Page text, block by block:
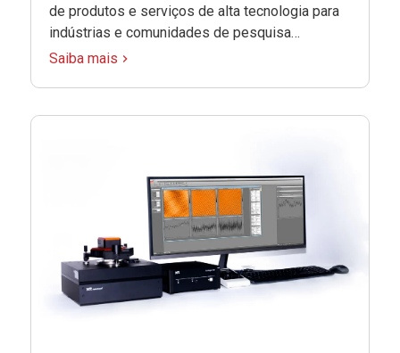
de produtos e serviços de alta tecnologia para
indústrias e comunidades de pesquisa…
Saiba mais